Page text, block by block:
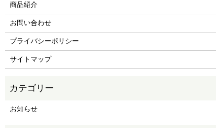
商品紹介
お問い合わせ
プライバシーポリシー
サイトマップ
お知らせ